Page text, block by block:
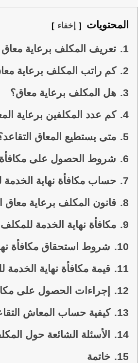
المحتويات إخفاء
1.
تعريف المكلف برعاية
2.
كم راتب المكلف برعاية
3.
هل المكلف برعاية معاق؟
4.
كم عدد المكلفين برعاية
5.
متى يستطيع المعاق
6.
شروط الحصول على مكافأة
7.
حساب مكافأة نهاية الخدمة
8.
قانون المكلف برعاية معاق
9.
مكافأة نهاية الخدمة
10.
شروط استحقاق مكافأة
11.
قيمة مكافأة نهاية
12.
إجراءات الحصول على
13.
كيفية حساب المعاش
14.
الأسئلة الشائعة حول
15.
خاتمة